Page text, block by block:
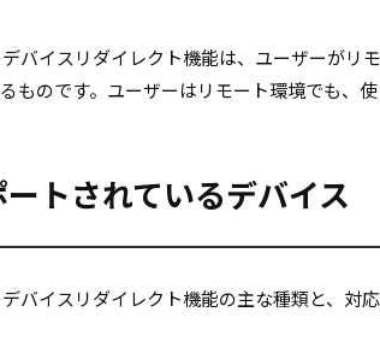
デバイスリダイレクト機能は、ユーザーがリ
ものです。ユーザーはリモート環境でも、
トされているデバイス
バイスリダイレクト機能の主な種類と、対